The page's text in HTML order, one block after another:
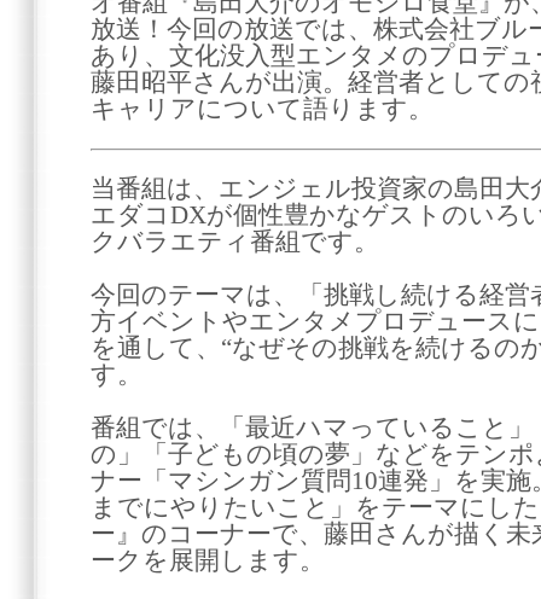
放送！今回の放送では、株式会社ブル
あり、文化没入型エンタメのプロデ
藤田昭平さんが出演。経営者として
キャリアについて語ります。
当番組は、エンジェル投資家の島田
エダコDXが個性豊かなゲストのいろ
クバラエティ番組です。
今回のテーマは、「挑戦し続ける経営
方イベントやエンタメプロデュース
を通して、“なぜその挑戦を続けるの
す。
番組では、「最近ハマっていること
の」「子どもの頃の夢」などをテン
ナー「マシンガン質問10連発」を実
までにやりたいこと」をテーマにし
ー』のコーナーで、藤田さんが描く
ークを展開します。